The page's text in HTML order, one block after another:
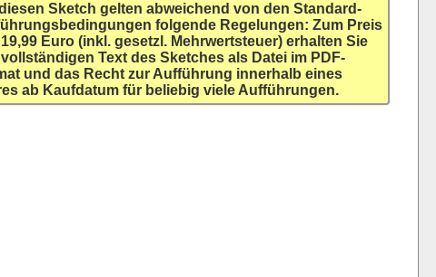
Sketch gelten abweichend von den Standard-
folgende Regelungen: Zum Preis
Euro (inkl. gesetzl. Mehrwertsteuer) erhalten Sie
Text des Sketches als Datei im PDF-
und das Recht zur Aufführung innerhalb eines
ab Kaufdatum für beliebig viele Aufführungen.